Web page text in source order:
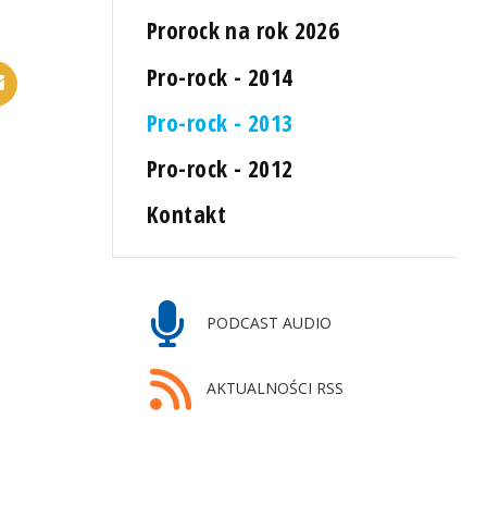
Prorock na rok 2026
Pro-rock - 2014
Pro-rock - 2013
Pro-rock - 2012
Kontakt
PODCAST AUDIO
AKTUALNOŚCI RSS